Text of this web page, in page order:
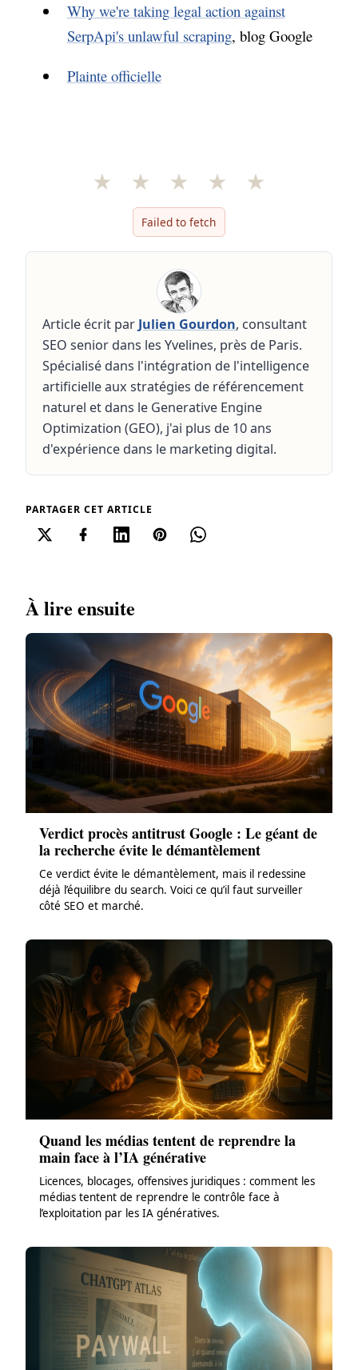
Why we're taking legal action against
SerpApi's unlawful scraping, blog Google
Plainte officielle
★ ★ ★ ★ ★
Failed to fetch
Article écrit par Julien Gourdon, consultant
SEO senior dans les Yvelines, près de Paris.
Spécialisé dans l'intégration de l'intelligence
artificielle aux stratégies de référencement
naturel et dans le Generative Engine
Optimization (GEO), j'ai plus de 10 ans
d'expérience dans le marketing digital.
PARTAGER CET ARTICLE
À lire ensuite
Verdict procès antitrust Google : Le géant de
la recherche évite le démantèlement
Ce verdict évite le démantèlement, mais il redessine
déjà l’équilibre du search. Voici ce qu’il faut surveiller
côté SEO et marché.
Quand les médias tentent de reprendre la
main face à l’IA générative
Licences, blocages, offensives juridiques : comment les
médias tentent de reprendre le contrôle face à
l’exploitation par les IA génératives.